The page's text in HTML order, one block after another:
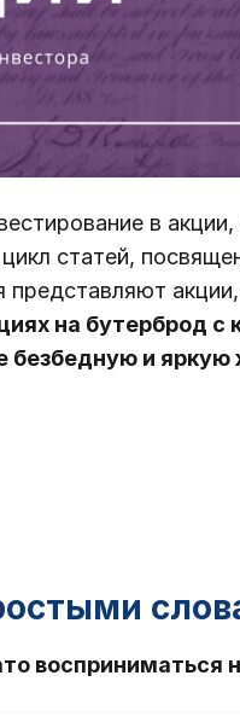
в акции,
статей,
представляют
на бутерброд с
и яркую
восприниматься